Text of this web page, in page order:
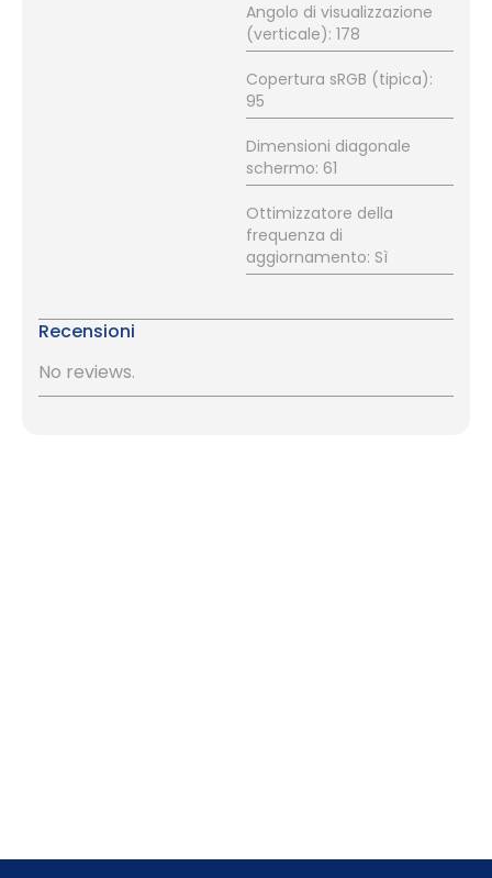
Angolo di visualizzazione
(verticale): 178
Copertura sRGB (tipica):
95
Dimensioni diagonale
schermo: 61
Ottimizzatore della
frequenza di
aggiornamento: Sì
Recensioni
No reviews.